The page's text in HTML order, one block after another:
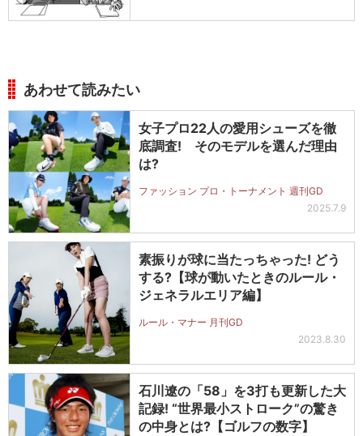
あわせて読みたい
女子プロ22人の愛用シューズを徹
底調査! そのモデルを選んだ理由
は?
ファッション プロ・トーナメント 週刊GD
2025.7.9
素振りが球に当たっちゃった! どう
する?【球が動いたときのルール・
ジェネラルエリア編】
ルール・マナー 月刊GD
2023.8.30
石川遼の「58」を3打も更新した大
記録! “世界最小ストローク”の驚き
の中身とは?【ゴルフの数字】